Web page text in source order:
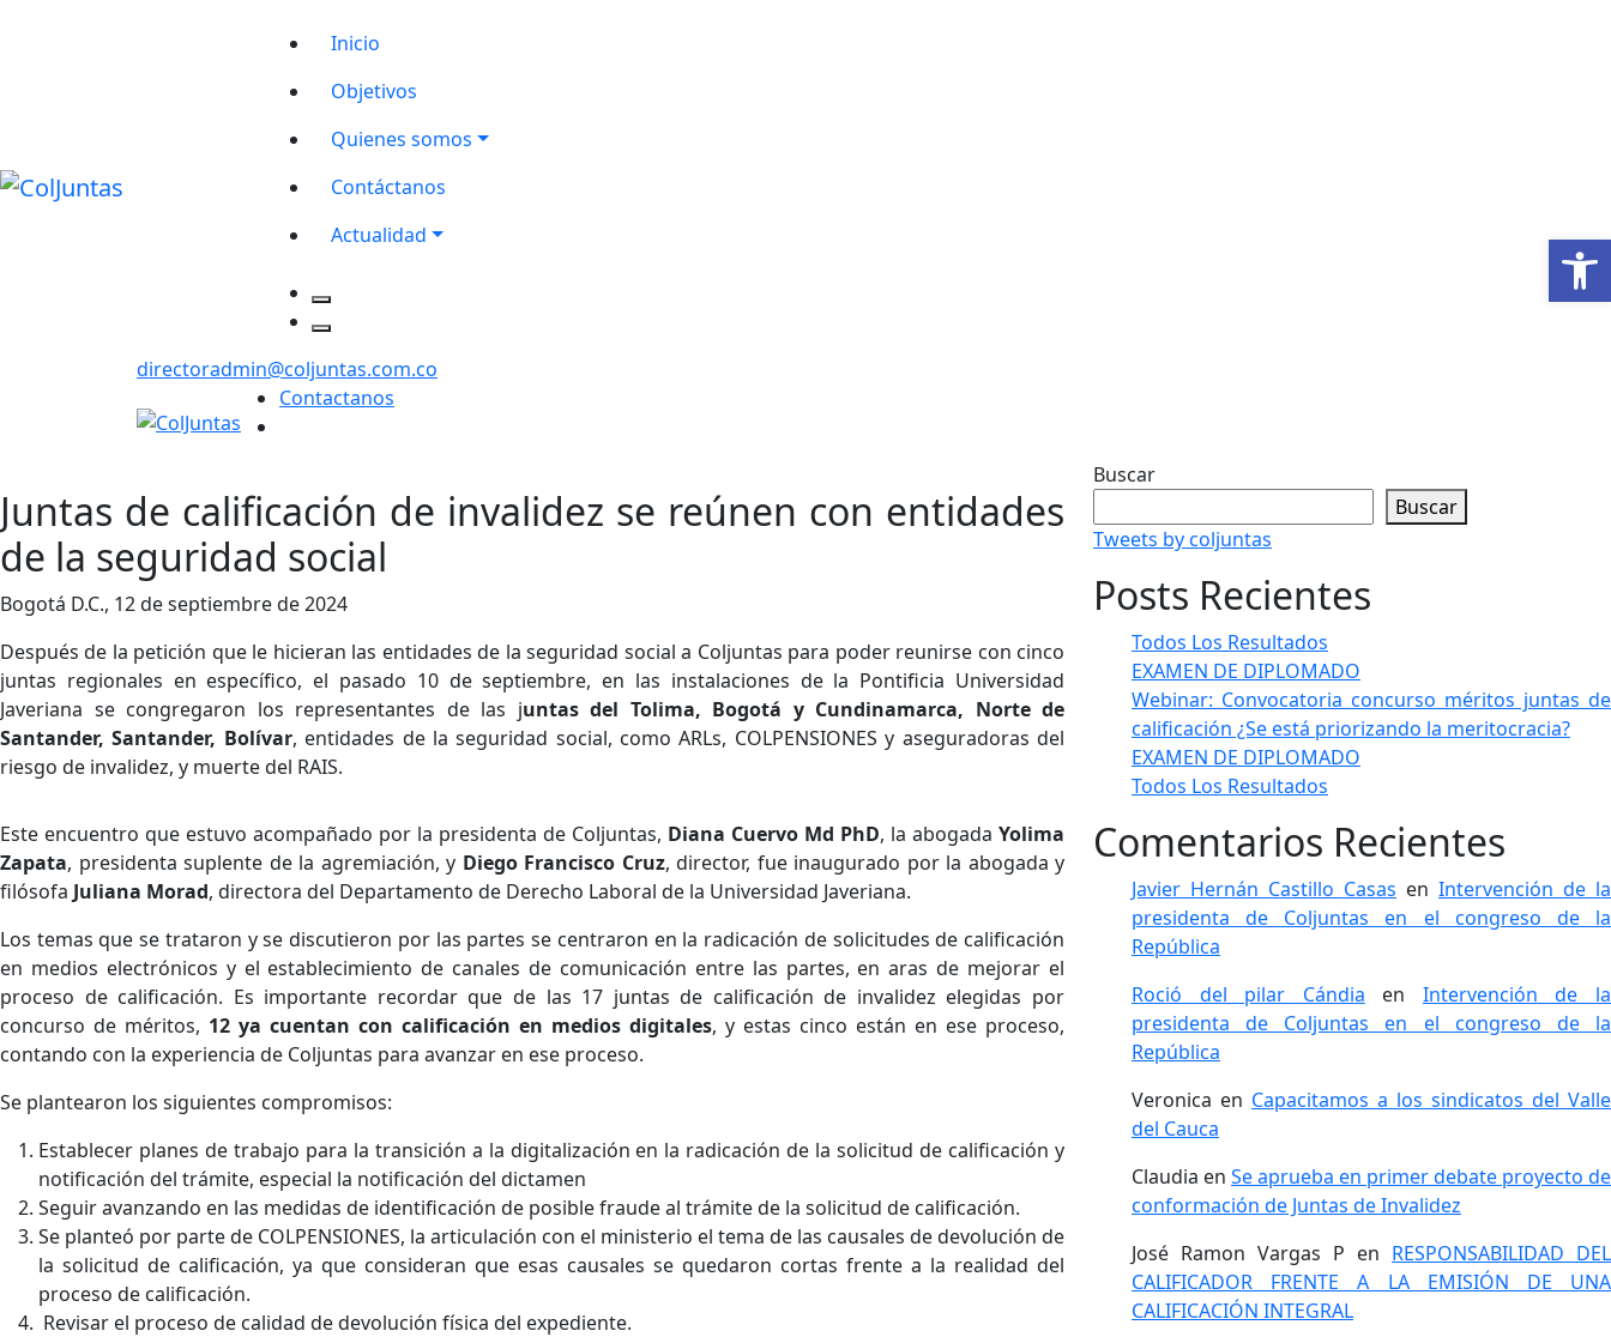
Inicio
Objetivos
Quienes somos
Contáctanos
Actualidad
directoradmin@coljuntas.com.co
Contactanos
Juntas de calificación de invalidez se reúnen con entidades
de la seguridad social
Bogotá D.C., 12 de septiembre de 2024
Después de la petición que le hicieran las entidades de la seguridad social a Coljuntas para poder reunirse con cinco
juntas regionales en específico, el pasado 10 de septiembre, en las instalaciones de la Pontificia Universidad
Javeriana se congregaron los representantes de las juntas del Tolima, Bogotá y Cundinamarca, Norte de
Santander, Santander, Bolívar, entidades de la seguridad social, como ARLs, COLPENSIONES y aseguradoras del
riesgo de invalidez, y muerte del RAIS.
Este encuentro que estuvo acompañado por la presidenta de Coljuntas, Diana Cuervo Md PhD, la abogada Yolima
Zapata, presidenta suplente de la agremiación, y Diego Francisco Cruz, director, fue inaugurado por la abogada y
filósofa Juliana Morad, directora del Departamento de Derecho Laboral de la Universidad Javeriana.
Los temas que se trataron y se discutieron por las partes se centraron en la radicación de solicitudes de calificación
en medios electrónicos y el establecimiento de canales de comunicación entre las partes, en aras de mejorar el
proceso de calificación. Es importante recordar que de las 17 juntas de calificación de invalidez elegidas por
concurso de méritos, 12 ya cuentan con calificación en medios digitales, y estas cinco están en ese proceso,
contando con la experiencia de Coljuntas para avanzar en ese proceso.
Se plantearon los siguientes compromisos:
Establecer planes de trabajo para la transición a la digitalización en la radicación de la solicitud de calificación y
notificación del trámite, especial la notificación del dictamen
Seguir avanzando en las medidas de identificación de posible fraude al trámite de la solicitud de calificación.
Se planteó por parte de COLPENSIONES, la articulación con el ministerio el tema de las causales de devolución de
la solicitud de calificación, ya que consideran que esas causales se quedaron cortas frente a la realidad del
proceso de calificación.
⁠ Revisar el proceso de calidad de devolución física del expediente.
Buscar
Buscar
Tweets by coljuntas
Posts Recientes
Todos Los Resultados
EXAMEN DE DIPLOMADO
Webinar: Convocatoria concurso méritos juntas de
calificación ¿Se está priorizando la meritocracia?
EXAMEN DE DIPLOMADO
Todos Los Resultados
Comentarios Recientes
Javier Hernán Castillo Casas en Intervención de la
presidenta de Coljuntas en el congreso de la
República
Roció del pilar Cándia en Intervención de la
presidenta de Coljuntas en el congreso de la
República
Veronica en Capacitamos a los sindicatos del Valle
del Cauca
Claudia en Se aprueba en primer debate proyecto de
conformación de Juntas de Invalidez
José Ramon Vargas P en RESPONSABILIDAD DEL
CALIFICADOR FRENTE A LA EMISIÓN DE UNA
CALIFICACIÓN INTEGRAL